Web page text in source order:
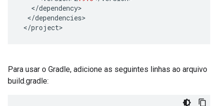
</dependency
</dependencies
</project>
Para usar o Gradle, adicione as seguintes linhas ao arquivo
build.gradle: